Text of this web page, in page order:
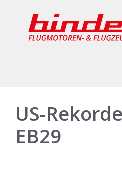
springen
US-
EB29